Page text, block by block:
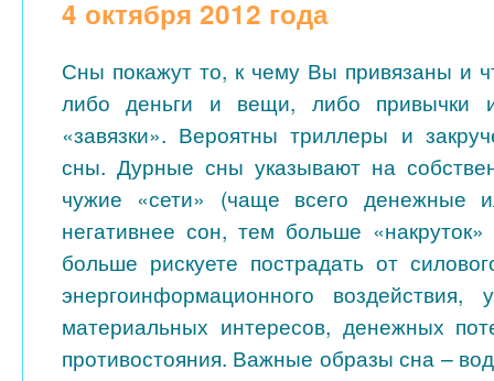
4 октября 2012 года
Сны покажут то, к чему Вы привязаны и
либо деньги и вещи, либо привычки и
«завязки». Вероятны триллеры и
сны. Дурные сны указывают на
чужие «сети» (чаще всего денежные
негативнее сон, тем больше
больше рискуете пострадать от
энергоинформационного
материальных интересов, денежных
противостояния. Важные образы сна –